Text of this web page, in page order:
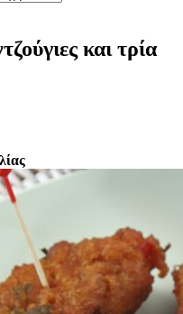
και τρία